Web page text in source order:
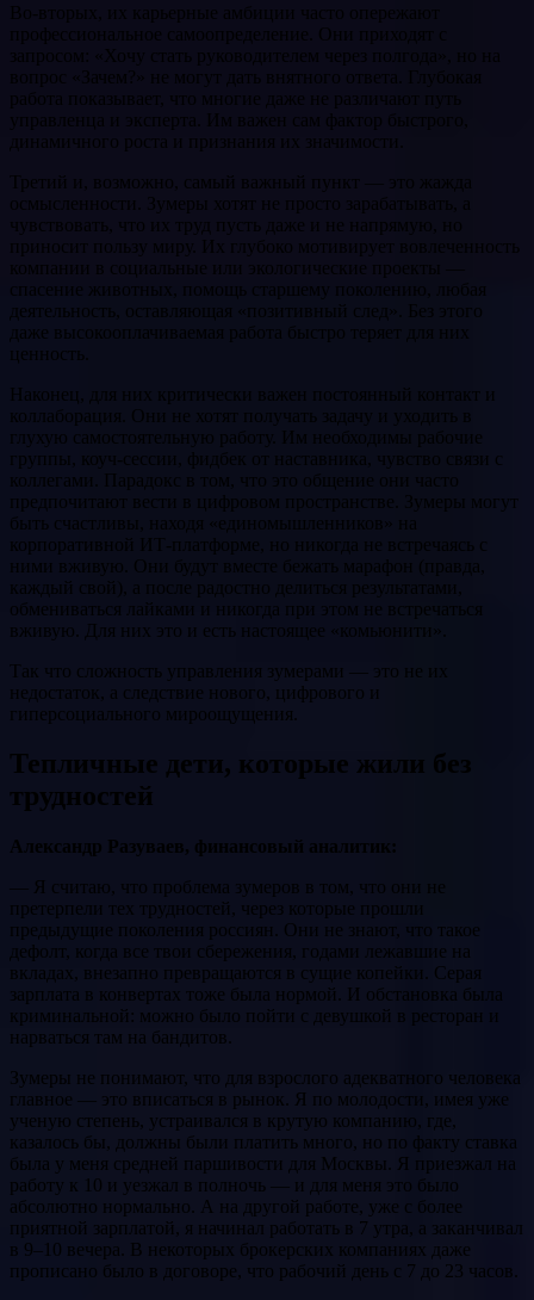
Во-вторых, их карьерные амбиции часто опережают
профессиональное самоопределение. Они приходят с
запросом: «Хочу стать руководителем через полгода», но на
вопрос «Зачем?» не могут дать внятного ответа. Глубокая
работа показывает, что многие даже не различают путь
управленца и эксперта. Им важен сам фактор быстрого,
динамичного роста и признания их значимости.
Третий и, возможно, самый важный пункт — это жажда
осмысленности. Зумеры хотят не просто зарабатывать, а
чувствовать, что их труд пусть даже и не напрямую, но
приносит пользу миру. Их глубоко мотивирует вовлеченность
компании в социальные или экологические проекты —
спасение животных, помощь старшему поколению, любая
деятельность, оставляющая «позитивный след». Без этого
даже высокооплачиваемая работа быстро теряет для них
ценность.
Наконец, для них критически важен постоянный контакт и
коллаборация. Они не хотят получать задачу и уходить в
глухую самостоятельную работу. Им необходимы рабочие
группы, коуч-сессии, фидбек от наставника, чувство связи с
коллегами. Парадокс в том, что это общение они часто
предпочитают вести в цифровом пространстве. Зумеры могут
быть счастливы, находя «единомышленников» на
корпоративной ИТ-платформе, но никогда не встречаясь с
ними вживую. Они будут вместе бежать марафон (правда,
каждый свой), а после радостно делиться результатами,
обмениваться лайками и никогда при этом не встречаться
вживую. Для них это и есть настоящее «комьюнити».
Так что сложность управления зумерами — это не их
недостаток, а следствие нового, цифрового и
гиперсоциального мироощущения.
Тепличные дети, которые жили без
трудностей
Александр Разуваев, финансовый аналитик:
— Я считаю, что проблема зумеров в том, что они не
претерпели тех трудностей, через которые прошли
предыдущие поколения россиян. Они не знают, что такое
дефолт, когда все твои сбережения, годами лежавшие на
вкладах, внезапно превращаются в сущие копейки. Серая
зарплата в конвертах тоже была нормой. И обстановка была
криминальной: можно было пойти с девушкой в ресторан и
нарваться там на бандитов.
Зумеры не понимают, что для взрослого адекватного человека
главное — это вписаться в рынок. Я по молодости, имея уже
ученую степень, устраивался в крутую компанию, где,
казалось бы, должны были платить много, но по факту ставка
была у меня средней паршивости для Москвы. Я приезжал на
работу к 10 и уезжал в полночь — и для меня это было
абсолютно нормально. А на другой работе, уже с более
приятной зарплатой, я начинал работать в 7 утра, а заканчивал
в 9–10 вечера. В некоторых брокерских компаниях даже
прописано было в договоре, что рабочий день с 7 до 23 часов.